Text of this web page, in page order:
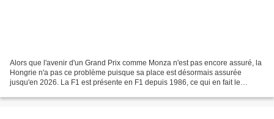
Alors que l'avenir d'un Grand Prix comme Monza n'est pas encore assuré, la
Hongrie n'a pas ce problème puisque sa place est désormais assurée
jusqu'en 2026. La F1 est présente en F1 depuis 1986, ce qui en fait le